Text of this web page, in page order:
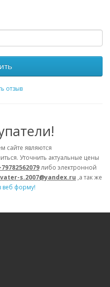
отзыв
сайте являются
Уточнить актуальные цены
либо электронной
s.2007@yandex.ru ,а так же
веб форму!